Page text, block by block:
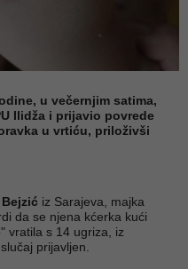
u večernjim satima,
Ilidža i prijavio povrede
u vrtiću, priloživši
iz Sarajeva, majka
da se njena kćerka kući
vratila s 14 ugriza, iz
prijavljen.